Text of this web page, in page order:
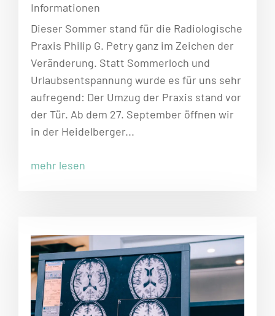
Informationen
Dieser Sommer stand für die Radiologische
Praxis Philip G. Petry ganz im Zeichen der
Veränderung. Statt Sommerloch und
Urlaubsentspannung wurde es für uns sehr
aufregend: Der Umzug der Praxis stand vor
der Tür. Ab dem 27. September öffnen wir
in der Heidelberger...
mehr lesen